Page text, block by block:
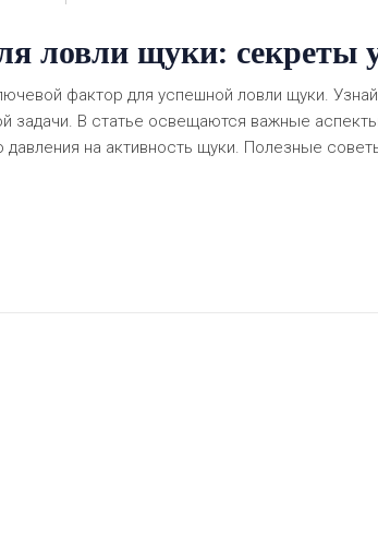
ловли щуки: секреты
фактор для успешной ловли щуки.
задачи. В статье освещаются важные
на активность щуки. Полезные